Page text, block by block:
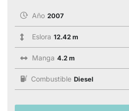
Año 2007
Eslora 12.42 m
Manga 4.2 m
Combustible Diesel